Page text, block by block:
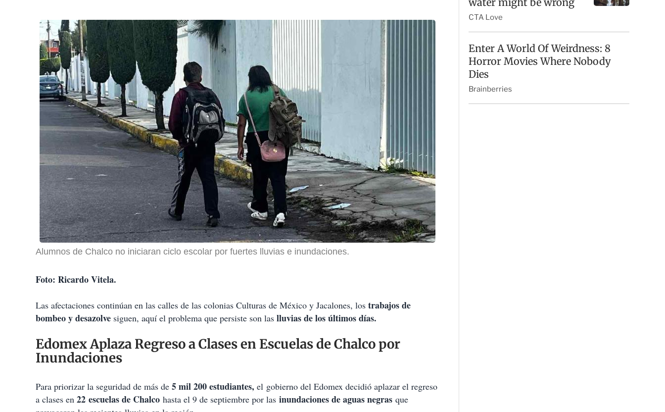
Alumnos de Chalco no iniciaran ciclo escolar por fuertes lluvias e inundaciones.
Foto: Ricardo Vitela.
Las afectaciones continúan en las calles de las colonias Culturas de México y Jacalones, los trabajos de
bombeo y desazolve siguen, aquí el problema que persiste son las lluvias de los últimos días.
Edomex Aplaza Regreso a Clases en Escuelas de Chalco por
Inundaciones
Para priorizar la seguridad de más de 5 mil 200 estudiantes, el gobierno del Edomex decidió aplazar el regreso
a clases en 22 escuelas de Chalco hasta el 9 de septiembre por las inundaciones de aguas negras que